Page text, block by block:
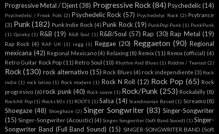
Progressive Metal / Djent (38) Progressive Rock (84) Psychedelic(14)
Psychedelic / Freak Folk (2) Psychedelic Rock (57) Psychedelyc Rock (2) Psytrance
(3) Punk (182) Punk Indie Rock (4) Punk Rock (19) PunkPop Punk (1) PunkPunk
(1) Quieky (1) R&B (19) R&B Soul (1) R&B/Soul (57) Rap (30) Rap Metal (19)
Rap Rock (4) RAP UK (1) regg (1) Reggae (20) Reggaeton (90) Regional
mexicana (42) Regional Mexicano (4) Relaxing (8) Remix (11) Remix (official) (4)
Retro Guitar Rock Pop (11) Retro Soul (10) Rhythm And Blues (1) Riddim / Tearout (2)
Rock (130) rock alternativo (15) Rock Blues (4) rock independiente (3) Rock
indie (1) rock latino (1) Rock modern (1) Rock N Roll (12) Rock Pop (65) Rock
progresivo (6) rock punk (40) Rock suave (1) Rock/Punk (253) Rockabilly (8)
RockAlt Pop (1) Rocks 80s (1) ROOTS (1) Salsa (14) Scandinavian Based (1) Screamo (8)
Shoegaze (48) Shoeghaze (2) Singer Songwriter (83) Singer-Songwriter
(15) Singer-Songwriter (Acoustic) (4) Singer-Songwriter (Soft Band Sound) (1) Singer-
Songwriter Band (Full Band Sound) (15) SINGER-SONGWRITER BAND (Soft